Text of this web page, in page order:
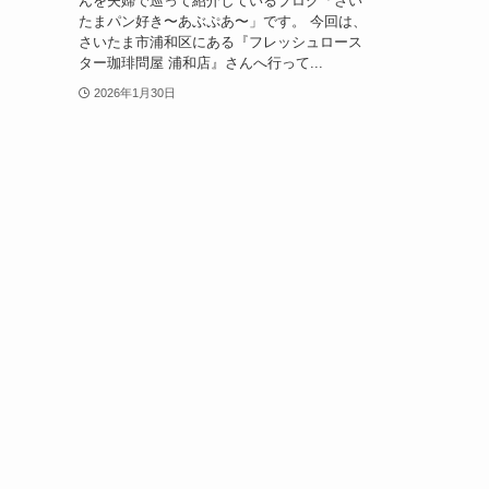
たまパン好き〜あぶぷあ〜」です。 今回は、
さいたま市浦和区にある『フレッシュロース
ター珈琲問屋 浦和店』さんへ行って...
2026年1月30日